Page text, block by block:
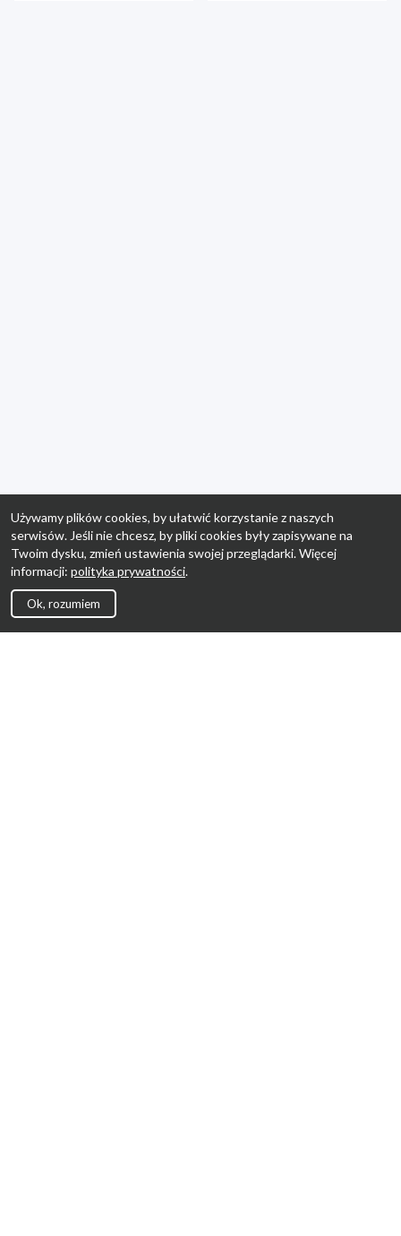
Używamy plików cookies, by ułatwić korzystanie z naszych
serwisów. Jeśli nie chcesz, by pliki cookies były zapisywane na
Twoim dysku, zmień ustawienia swojej przeglądarki. Więcej
informacji: polityka prywatności.
Ok, rozumiem